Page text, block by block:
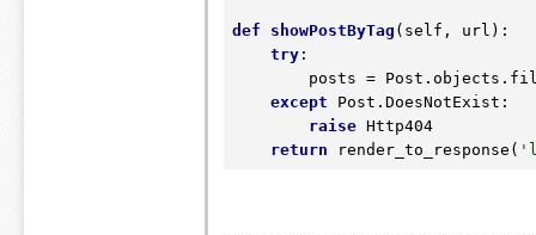
def showPostByTag (self, url) :
try:
except Post.DoesNotExist:
raise Http404
return render_to_response(